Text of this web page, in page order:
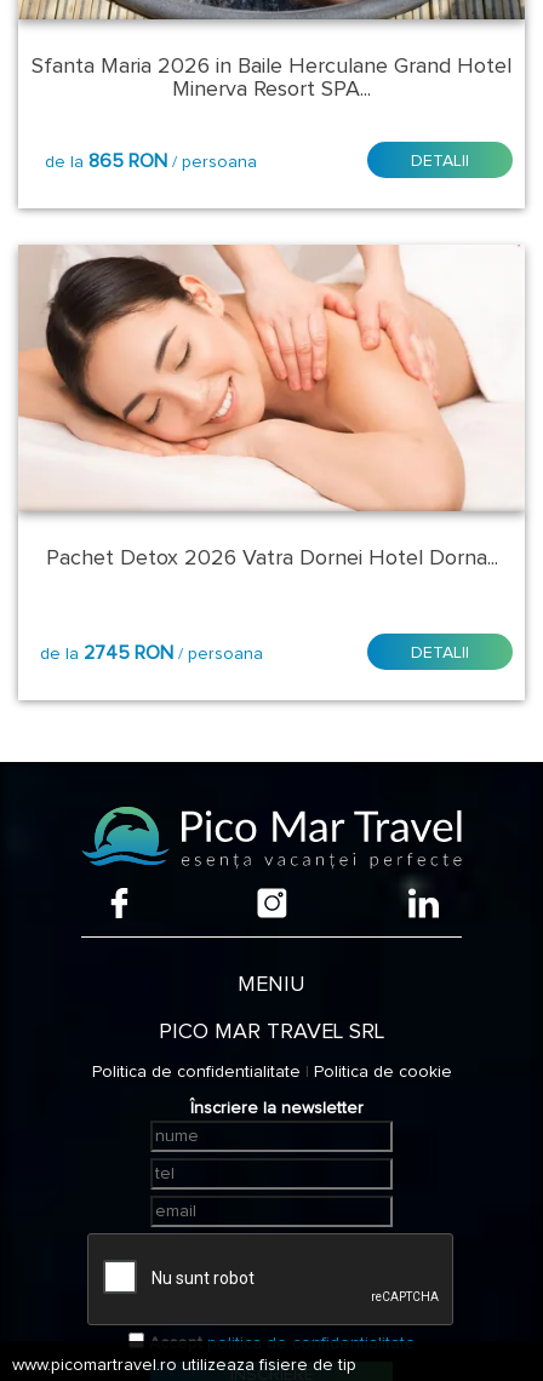
Sfanta Maria 2026 in Baile Herculane Grand Hotel
Minerva Resort SPA...
de la 865 RON / persoana DETALII
Pachet Detox 2026 Vatra Dornei Hotel Dorna...
de la 2745 RON / persoana DETALII
MENIU
PICO MAR TRAVEL SRL
Politica de confidentialitate | Politica de cookie
Înscriere la newsletter
Acceptpolitica de confidentialitate
ÎNSCRIERE
www.picomartravel.ro utilizeaza fisiere de tip